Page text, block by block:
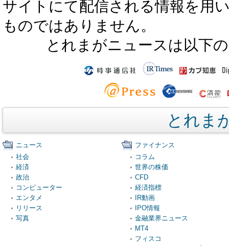
サイトにて配信される情報を用
ものではありません。
とれまがニュースは以下
とれま
ニュース
社会
経済
政治
コンピューター
エンタメ
リリース
写真
ファイナンス
コラム
世界の株価
CFD
経済指標
IR動画
IPO情報
金融業界ニュース
MT4
フィスコ